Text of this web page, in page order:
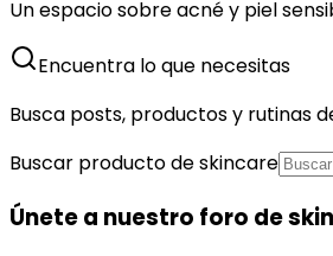
Un espacio sobre acné y piel
Encuentra lo que necesitas
Busca posts, productos y rutinas
Buscar producto de skincare
Únete a nuestro foro de